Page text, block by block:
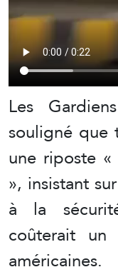
Les
souligné que
une riposte
», insistant
à la
coûterait
américaines.